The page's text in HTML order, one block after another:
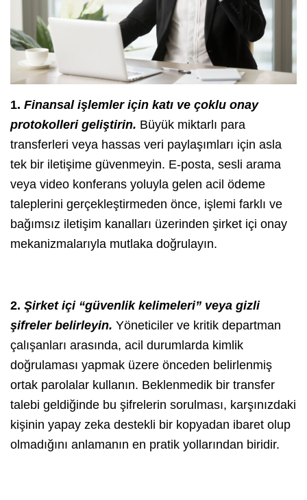
1. Finansal işlemler için katı ve çoklu onay
protokolleri geliştirin. Büyük miktarlı para
transferleri veya hassas veri paylaşımları için asla
tek bir iletişime güvenmeyin. E-posta, sesli arama
veya video konferans yoluyla gelen acil ödeme
taleplerini gerçekleştirmeden önce, işlemi farklı ve
bağımsız iletişim kanalları üzerinden şirket içi onay
mekanizmalarıyla mutlaka doğrulayın.
2. Şirket içi “güvenlik kelimeleri” veya gizli
şifreler belirleyin. Yöneticiler ve kritik departman
çalışanları arasında, acil durumlarda kimlik
doğrulaması yapmak üzere önceden belirlenmiş
ortak parolalar kullanın. Beklenmedik bir transfer
talebi geldiğinde bu şifrelerin sorulması, karşınızdaki
kişinin yapay zeka destekli bir kopyadan ibaret olup
olmadığını anlamanın en pratik yollarından biridir.